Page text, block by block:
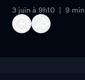
3 juin à 9h10 9 min